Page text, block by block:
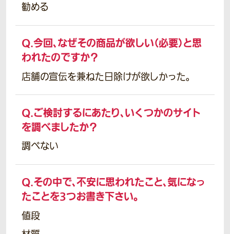
勧める
Q.今回、なぜその商品が欲しい（必要）と思
われたのですか？
店舗の宣伝を兼ねた日除けが欲しかった。
Q.ご検討するにあたり、いくつかのサイト
を調べましたか？
調べない
Q.その中で、不安に思われたこと、気になっ
たことを3つお書き下さい。
値段